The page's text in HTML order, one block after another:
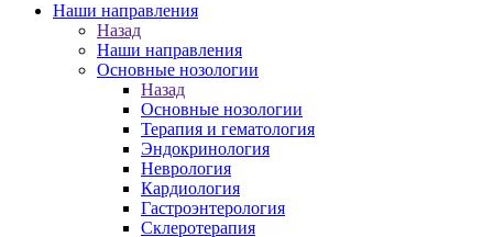
Наши направления
Назад
Наши направления
Основные нозологии
Назад
Основные нозологии
Терапия и гематология
Эндокринология
Неврология
Кардиология
Гастроэнтерология
Склеротерапия